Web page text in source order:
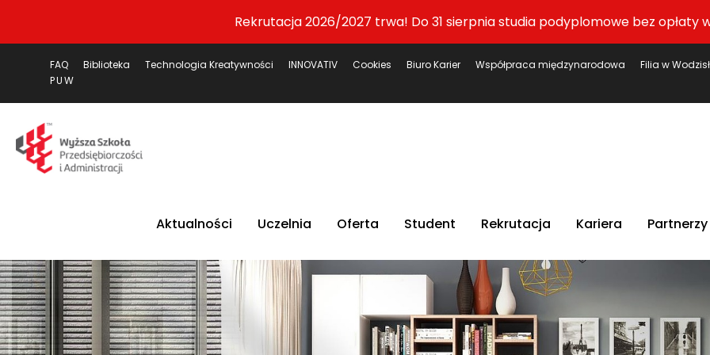
Rekrutacja 2026/2027 trwa! Do 31 sierpnia studia podyplomowe bez opłaty
FAQ Biblioteka Technologia Kreatywności INNOVATIV Cookies Biuro Karier Współpraca międzynarodowa Filia w
PUW
Aktualności Uczelnia Oferta Student Rekrutacja Kariera Partnerzy